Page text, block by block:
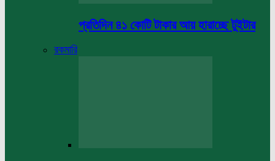
প্রতিদিন ৪১ কোটি টাকার আয় হারাচ্ছে টুইটার
রকমারি